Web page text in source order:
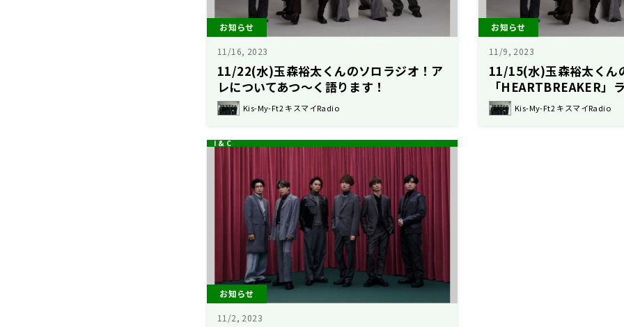
お知らせ
11/16, 2023
11/22(水)玉森裕太くんのソロラジオ！ア
レについてあつ～く語ります！
Kis-My-Ft2 キスマイRadio
お知らせ
11/9, 2023
11/15(水)玉森裕太くん
「HEARTBREAKER」
です！Kis-My-Ft2 キスマイRadio
お知らせ
11/2, 2023